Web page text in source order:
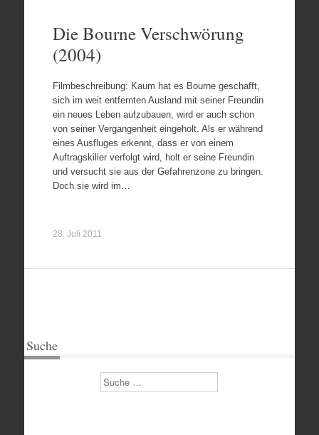
Die Bourne Verschwörung
(2004)
Filmbeschreibung: Kaum hat es Bourne geschafft,
sich im weit entfernten Ausland mit seiner Freundin
ein neues Leben aufzubauen, wird er auch schon
von seiner Vergangenheit eingeholt. Als er während
eines Ausfluges erkennt, dass er von einem
Auftragskiller verfolgt wird, holt er seine Freundin
und versucht sie aus der Gefahrenzone zu bringen.
Doch sie wird im…
28. Juli 2011
Suche
Suchen